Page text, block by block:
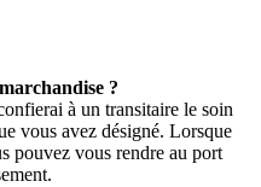
?
à un transitaire le soin
vous avez désigné. Lorsque
pouvez vous rendre au port